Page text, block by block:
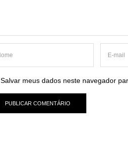
Salvar meus dados neste navegador